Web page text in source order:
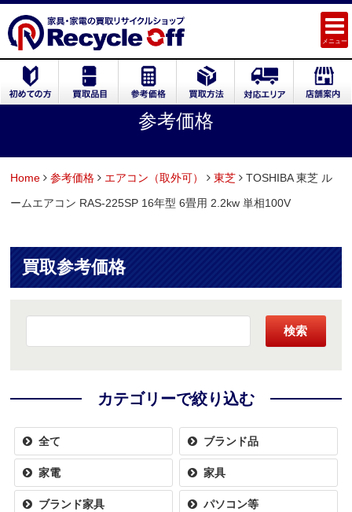
メニュー
参考価格
Home 参考価格 エアコン（取外可） 東芝
TOSHIBA 東芝 ル
ームエアコン RAS-225SP 16年型 6畳用 2.2kw 単相100V
買取参考価格
検索
カテゴリーで絞り込む
全て ブランド品
家電 家具
ブランド家具 パソコン等